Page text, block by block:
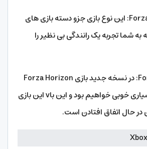
9- Forza Motorsport 7: این نوع بازی جزو دسته بازی های
به شما تجربه یک رانندگی بی نظیر را
10- Forza Horizon 4: در نسخه جدید بازی Forza Horizon
4 شاهد تغییرات بسیاری خوبی خواهیم بود و این باv این بازی
در حال اتفاق افتادن است.